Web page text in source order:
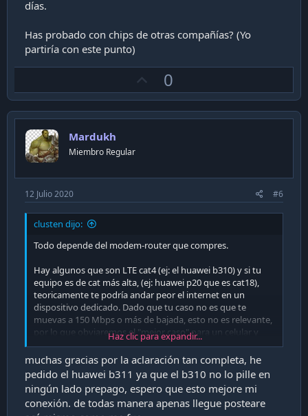
días.
Has probado con chips de otras compañías? (Yo
partiría con este punto)
p
v
0
Mardukh
Miembro Regular
12 Julio 2020 #6
clusten dijo:
Todo depende del modem-router que compres.
Hay algunos que son LTE cat4 (ej: el huawei b310) y si tu
equipo es de cat más alta, (ej: huawei p20 que es cat18),
teoricamente te podría andar peor el internet en un
dispositivo dedicado. Dado que tu caso no es que te
muevas a 150 Mbps o más de bajada, esto no es relevante,
por lo que obviaremos el "mejor caso" para un celular y
listaremos lo que es a favor del modem:
- Dispositivo dedicado: El modem/router su unica función
es entregar internet por ethernet/wifi, por lo que es lo que
te asegura con uptime cercano a 100%. Por otro lado, el
celular es un plus solamente, esto lleva a que no esté
Haz clic para expandir...
muchas gracias por la aclaración tan completa, he
pedido el huawei b311 ya que el b310 no lo pille en
ningún lado prepago, espero que esto mejore mi
conexión. de todas manera apenas llegue posteare